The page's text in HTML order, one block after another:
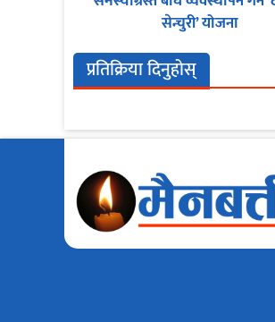
सेन्चुरी’ योजना
प्रतिक्रिया दिनुहोस्